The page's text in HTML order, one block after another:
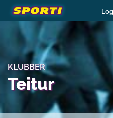
KLUBBER
Teitur